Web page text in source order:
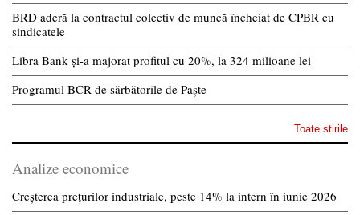
BRD aderă la contractul colectiv de muncă încheiat de CPBR cu
sindicatele
Libra Bank și-a majorat profitul cu 20%, la 324 milioane lei
Programul BCR de sărbătorile de Paște
Toate stirile
Analize economice
Creșterea prețurilor industriale, peste 14% la intern în iunie 2026